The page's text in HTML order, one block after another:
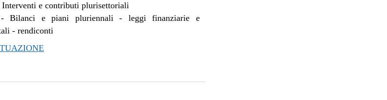
Interventi e contributi plurisettoriali
-Bilanci e piani pluriennali - leggi finanziarie e
- rendiconti